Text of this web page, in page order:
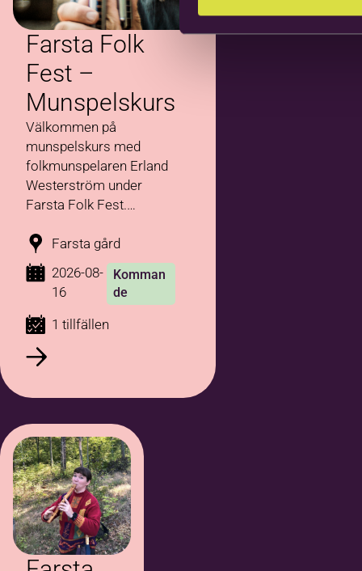
Farsta Folk
Fest –
Munspelskurs
Välkommen på
munspelskurs med
folkmunspelaren Erland
Westerström under
Farsta Folk Fest.
instrument med stora
möjligheter!
Farsta gård
2026-08-
16
Komman
de
1 tillfällen